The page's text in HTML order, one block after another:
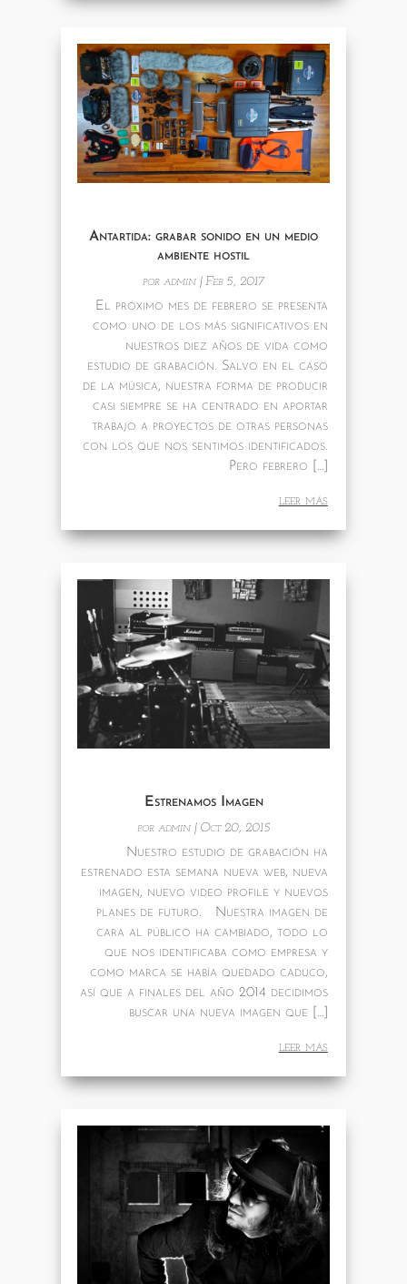
Antartida: grabar sonido en un medio
ambiente hostil
por admin| Feb 5, 2017
El próximo mes de febrero se presenta
como uno de los más significativos en
nuestros diez años de vida como
estudio de grabación. Salvo en el caso
de la música, nuestra forma de producir
casi siempre se ha centrado en aportar
trabajo a proyectos de otras personas
con los que nos sentimos identificados.
Pero febrero […]
leer más
Estrenamos Imagen
por admin| Oct 20, 2015
Nuestro estudio de grabación ha
estrenado esta semana nueva web, nueva
imagen, nuevo video profile y nuevos
planes de futuro. Nuestra imagen de
cara al público ha cambiado, todo lo
que nos identificaba como empresa y
como marca se había quedado caduco,
así que a finales del año 2014 decidimos
buscar una nueva imagen que […]
leer más